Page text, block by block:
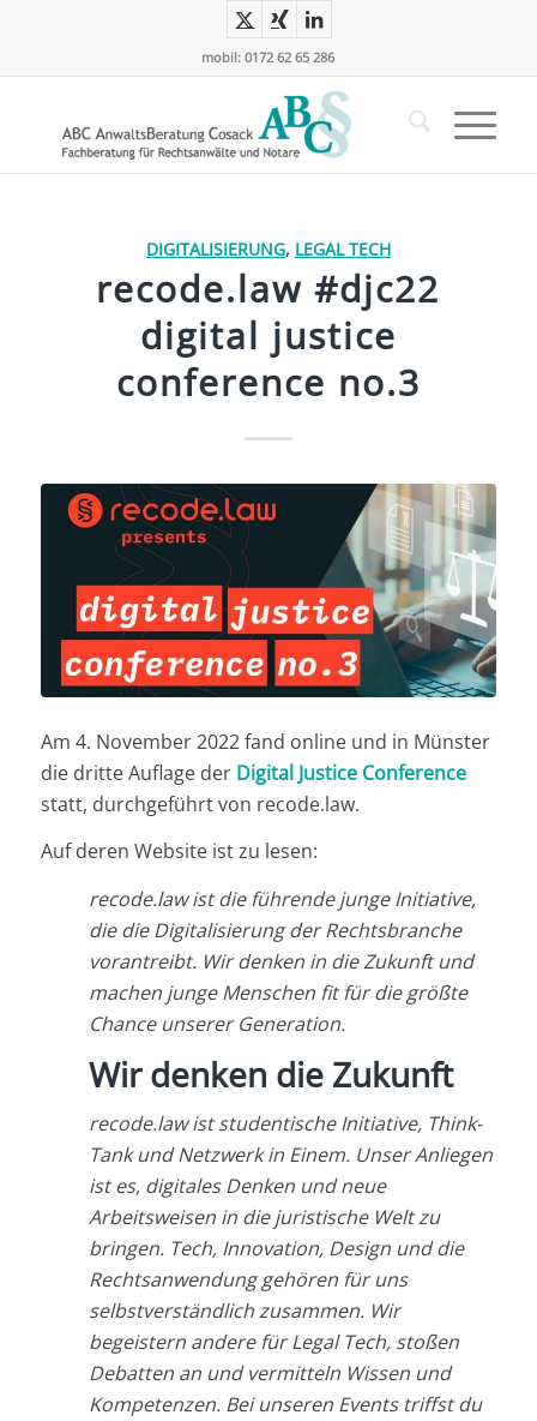
mobil: 0172 62 65 286
DIGITALISIERUNG, LEGAL TECH
recode.law #djc22
digital justice
conference no.3
Am 4. November 2022 fand online und in Münster
die dritte Auflage der Digital Justice Conference
statt, durchgeführt von recode.law.
Auf deren Website ist zu lesen:
recode.law ist die führende junge Initiative,
die die Digitalisierung der Rechtsbranche
vorantreibt. Wir denken in die Zukunft und
machen junge Menschen fit für die größte
Chance unserer Generation.
Wir denken die Zukunft
recode.law ist studentische Initiative, Think-
Tank und Netzwerk in Einem. Unser Anliegen
ist es, digitales Denken und neue
Arbeitsweisen in die juristische Welt zu
bringen. Tech, Innovation, Design und die
Rechtsanwendung gehören für uns
selbstverständlich zusammen. Wir
begeistern andere für Legal Tech, stoßen
Debatten an und vermitteln Wissen und
Kompetenzen. Bei unseren Events triffst du